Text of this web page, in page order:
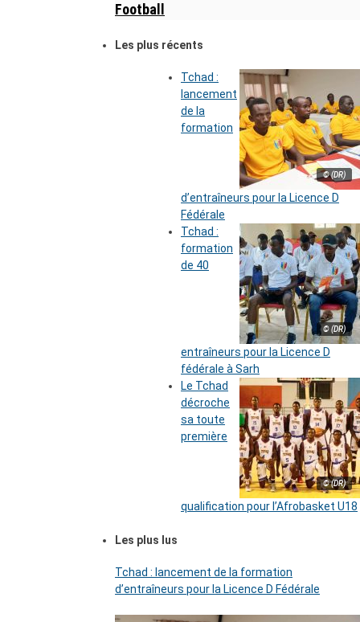
Football
Les plus récents
© (DR)
Tchad :
lancement
de la
formation
d’entraîneurs pour la Licence D
Fédérale
© (DR)
Tchad :
formation
de 40
entraîneurs pour la Licence D
fédérale à Sarh
© (DR)
Le Tchad
décroche
sa toute
première
qualification pour l’Afrobasket U18
Les plus lus
Tchad : lancement de la formation
d’entraîneurs pour la Licence D Fédérale